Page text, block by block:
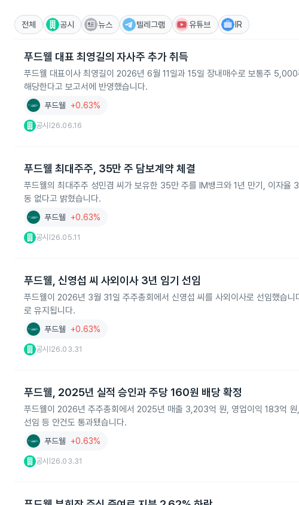
전체 공시 뉴스 텔레그램 유튜브 IR
푸드웰 대표 최영길의 자사주 추가 취득
푸드웰 대표이사 최영길이 2026년 6월 11일과 15일 장내매수로 보통주
해당한다고 보고서에 반영했습니다.
푸드웰 +0.63%
공시 26.06.16
푸드웰 최대주주, 35만 주 담보계약 체결
푸드웰의 최대주주 성민겸 씨가 보유한 35만 주를 IM뱅크와 1년 만기, 이자
동 없다고 밝혔습니다.
푸드웰 +0.63%
공시 26.05.11
푸드웰, 신영섭 씨 사외이사 3년 임기 선임
푸드웰이 2026년 3월 31일 주주총회에서 신영섭 씨를 사외이사로 선임했습
로 유지됩니다.
푸드웰 +0.63%
공시 26.03.31
푸드웰, 2025년 실적 승인과 주당 160원 배당 확정
푸드웰이 2026년 주주총회에서 2025년 매출 3,203억 원, 영업이익 183억
선임 등 안건도 통과됐습니다.
푸드웰 +0.63%
공시 26.03.31